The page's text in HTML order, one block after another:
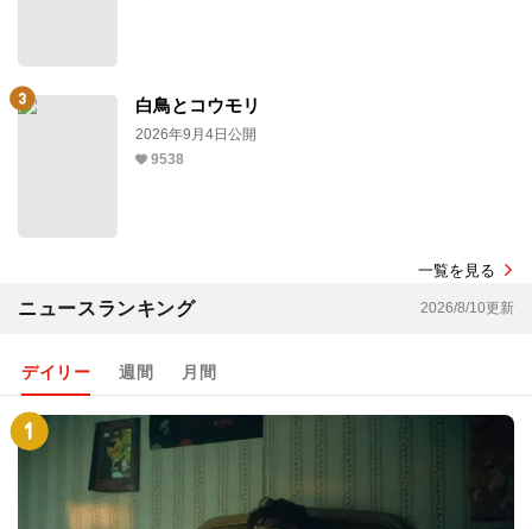
白鳥とコウモリ
2026年9月4日公開
9538
一覧を見る
ニュースランキング 2026/8/10更新
デイリー 週間 月間